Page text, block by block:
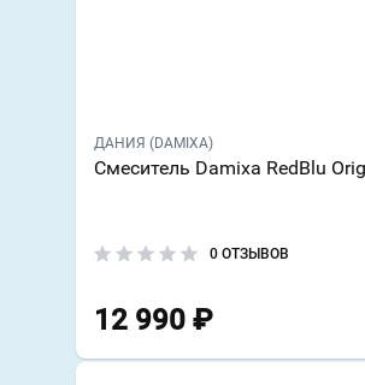
ДАНИЯ (DAMIXA)
Смеситель Damixa RedBlu
0 ОТЗЫВОВ
12 990 ₽